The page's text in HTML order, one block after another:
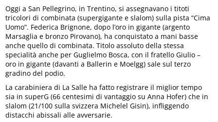
Oggi a San Pellegrino, in Trentino, si assegnavano i titoti
tricolori di combinata (supergigante e slalom) sulla pista “Cima
Uomo”. Federica Brignone, dopo l’oro in gigante (argento
Marsaglia e bronzo Pirovano), ha conquistato a mani basse
anche quello di combinata. Titolo assoluto della stessa
specialità anche per Guglielmo Bosca, con il fratello Giulio –
oro in gigante (davanti a Ballerin e Moelgg) sale sul terzo
gradino del podio.
La carabiniera di La Salle ha fatto registrare il miglior tempo
sia in superG (66 centesimi di vantaggio su Anna Hofer) che in
slalom (21/100 sulla svizzera Michelel Gisin), infliggendo
distacchi abissali alle avversarie.